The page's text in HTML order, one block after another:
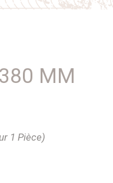
MM
1 Pièce)